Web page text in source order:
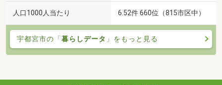
人口1000人当たり 6.52件 660位（815市区中）
宇都宮市の「暮らしデータ 」をもっと見る